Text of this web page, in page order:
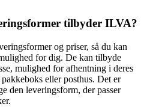
tilbyder ILVA?
og priser, så du kan
for dig. De kan tilbyde
mulighed for afhentning i deres
eller posthus. Det er
den leveringsform, der passer